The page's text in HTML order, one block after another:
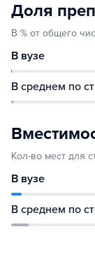
Доля
В % от общего
В вузе
В среднем по
Кол-во мест для
В вузе
В среднем по